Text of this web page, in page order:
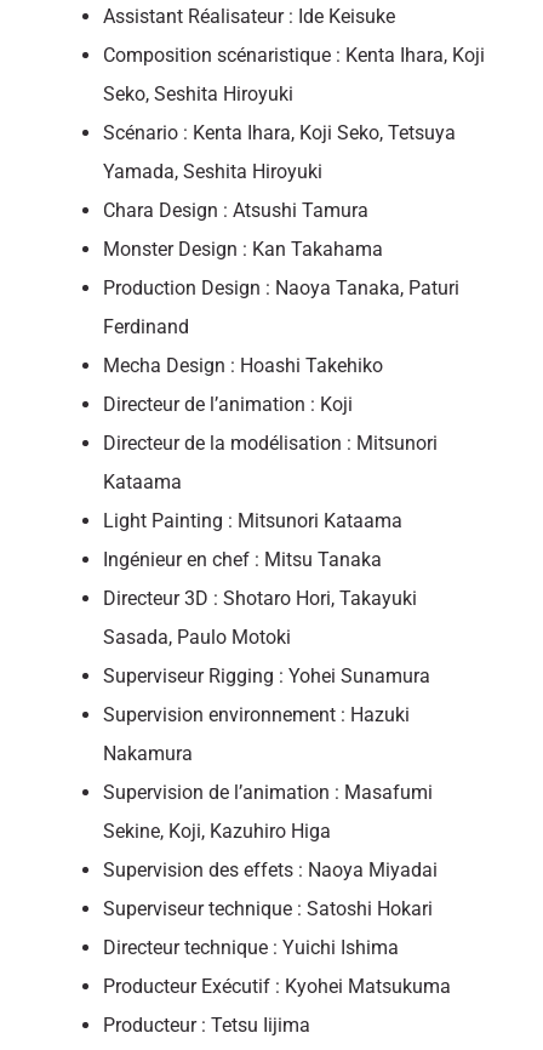
Assistant Réalisateur : Ide Keisuke
Composition scénaristique : Kenta Ihara, Koji
Seko, Seshita Hiroyuki
Scénario : Kenta Ihara, Koji Seko, Tetsuya
Yamada, Seshita Hiroyuki
Chara Design : Atsushi Tamura
Monster Design : Kan Takahama
Production Design : Naoya Tanaka, Paturi
Ferdinand
Mecha Design : Hoashi Takehiko
Directeur de l’animation : Koji
Directeur de la modélisation : Mitsunori
Kataama
Light Painting : Mitsunori Kataama
Ingénieur en chef : Mitsu Tanaka
Directeur 3D : Shotaro Hori, Takayuki
Sasada, Paulo Motoki
Superviseur Rigging : Yohei Sunamura
Supervision environnement : Hazuki
Nakamura
Supervision de l’animation : Masafumi
Sekine, Koji, Kazuhiro Higa
Supervision des effets : Naoya Miyadai
Superviseur technique : Satoshi Hokari
Directeur technique : Yuichi Ishima
Producteur Exécutif : Kyohei Matsukuma
Producteur : Tetsu Iijima